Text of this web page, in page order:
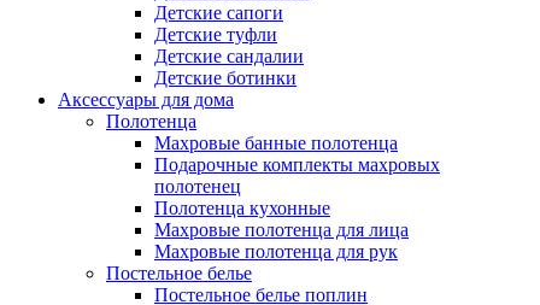
Детские сапоги
Детские туфли
Детские сандалии
Детские ботинки
Аксессуары для дома
Полотенца
Махровые банные полотенца
Подарочные комплекты махровых
полотенец
Полотенца кухонные
Махровые полотенца для лица
Махровые полотенца для рук
Постельное белье
Постельное белье поплин